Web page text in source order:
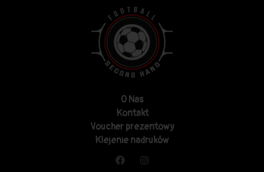
O Nas
Kontakt
Voucher prezentowy
Klejenie nadruków